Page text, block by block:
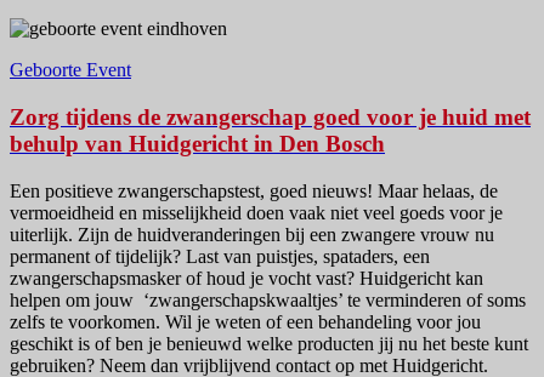
Geboorte Event
Zorg tijdens de zwangerschap goed voor je huid met
behulp van Huidgericht in Den Bosch
Een positieve zwangerschapstest, goed nieuws! Maar helaas, de
vermoeidheid en misselijkheid doen vaak niet veel goeds voor je
uiterlijk. Zijn de huidveranderingen bij een zwangere vrouw nu
permanent of tijdelijk? Last van puistjes, spataders, een
zwangerschapsmasker of houd je vocht vast? Huidgericht kan
helpen om jouw ‘zwangerschapskwaaltjes’ te verminderen of soms
zelfs te voorkomen. Wil je weten of een behandeling voor jou
geschikt is of ben je benieuwd welke producten jij nu het beste kunt
gebruiken? Neem dan vrijblijvend contact op met Huidgericht.